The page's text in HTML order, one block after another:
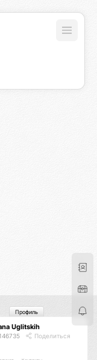
Uglitskih
Поделиться
Профиль